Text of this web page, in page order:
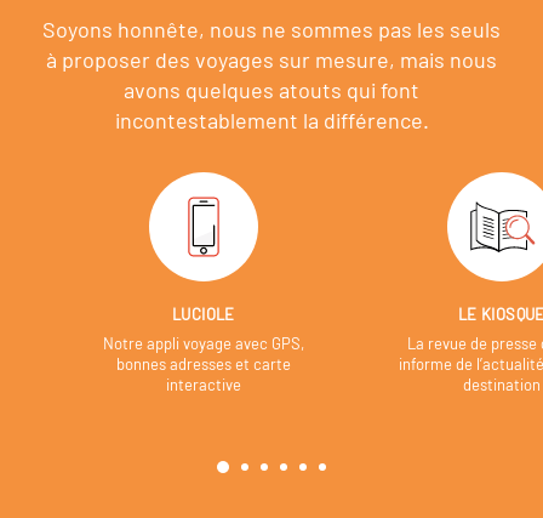
Soyons honnête, nous ne sommes pas les seuls
à proposer des voyages sur mesure, mais nous
avons quelques atouts qui font
incontestablement la différence.
LUCIOLE
Notre appli voyage avec GPS,
bonnes adresses et carte
interactive
LE
La revue de presse
informe de
destination